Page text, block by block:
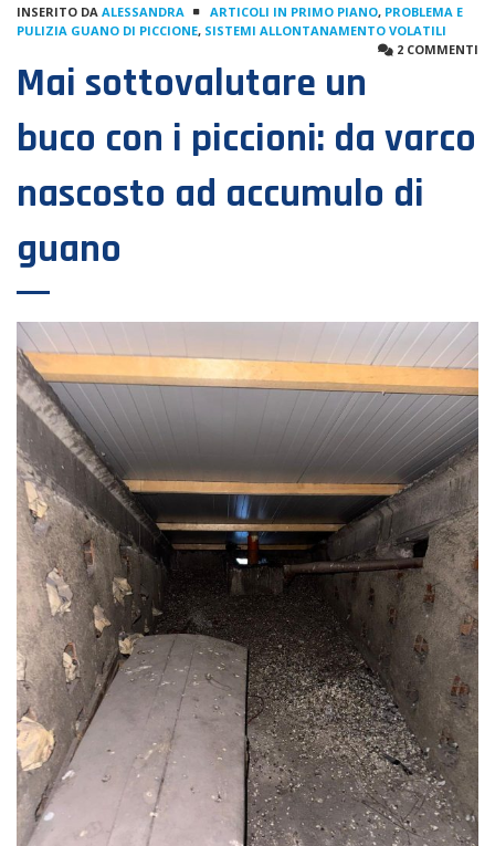
INSERITO DA ALESSANDRA ARTICOLI IN PRIMO PIANO, PROBLEMA E
PULIZIA GUANO DI PICCIONE, SISTEMI ALLONTANAMENTO VOLATILI
2 COMMENTI
Mai sottovalutare un
buco con i piccioni: da varco
nascosto ad accumulo di
guano